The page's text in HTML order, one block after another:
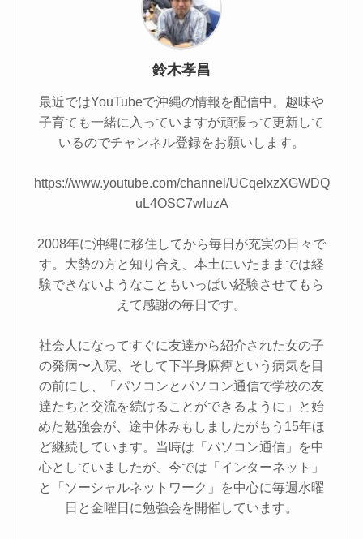
鈴木孝昌
最近ではYouTubeで沖縄の情報を配信中。趣味や
子育ても一緒に入っていますが頑張って更新して
いるのでチャンネル登録をお願いします。
https://www.youtube.com/channel/UCqelxzXGWDQ
uL4OSC7wIuzA
2008年に沖縄に移住してから毎日が充実の日々で
す。大勢の方と知り合え、本土にいたままでは経
験できないようなこともいっぱい経験させてもら
えて感謝の毎日です。
社会人になってすぐに友達から紹介された女の子
の発病〜入院、そして下半身麻痺という病気を目
の前にし、「パソコンとパソコン通信で学校の友
達たちと交流を続けることができるように」と始
めた勉強会が、途中休みもしましたがもう15年ほ
ど継続しています。当時は「パソコン通信」を中
心としていましたが、今では「インターネット」
と「ソーシャルネットワーク」を中心に毎週水曜
日と金曜日に勉強会を開催しています。